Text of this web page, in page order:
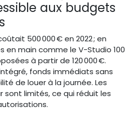
aux budgets
500 000 € en 2022 ; en
en main comme le V-Studio 100
à partir de 120 000 €.
fonds immédiats sans
de louer à la journée. Les
sont limités, ce qui réduit les